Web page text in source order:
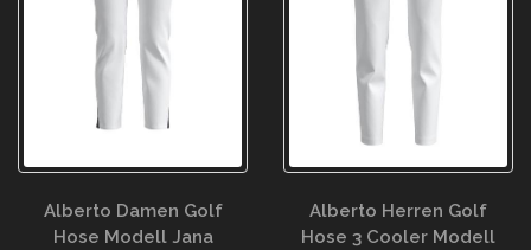
Alberto Damen Golf
Hose Modell Jana
Alberto Herren Golf
Hose 3 Cooler Modell